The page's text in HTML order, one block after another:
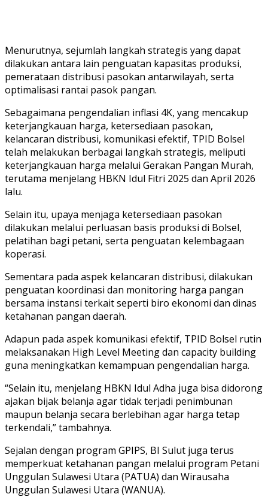
Menurutnya, sejumlah langkah strategis yang dapat
dilakukan antara lain penguatan kapasitas produksi,
pemerataan distribusi pasokan antarwilayah, serta
optimalisasi rantai pasok pangan.
Sebagaimana pengendalian inflasi 4K, yang mencakup
keterjangkauan harga, ketersediaan pasokan,
kelancaran distribusi, komunikasi efektif, TPID Bolsel
telah melakukan berbagai langkah strategis, meliputi
keterjangkauan harga melalui Gerakan Pangan Murah,
terutama menjelang HBKN Idul Fitri 2025 dan April 2026
lalu.
Selain itu, upaya menjaga ketersediaan pasokan
dilakukan melalui perluasan basis produksi di Bolsel,
pelatihan bagi petani, serta penguatan kelembagaan
koperasi.
Sementara pada aspek kelancaran distribusi, dilakukan
penguatan koordinasi dan monitoring harga pangan
bersama instansi terkait seperti biro ekonomi dan dinas
ketahanan pangan daerah.
Adapun pada aspek komunikasi efektif, TPID Bolsel rutin
melaksanakan High Level Meeting dan capacity building
guna meningkatkan kemampuan pengendalian harga.
“Selain itu, menjelang HBKN Idul Adha juga bisa didorong
ajakan bijak belanja agar tidak terjadi penimbunan
maupun belanja secara berlebihan agar harga tetap
terkendali,” tambahnya.
Sejalan dengan program GPIPS, BI Sulut juga terus
memperkuat ketahanan pangan melalui program Petani
Unggulan Sulawesi Utara (PATUA) dan Wirausaha
Unggulan Sulawesi Utara (WANUA).